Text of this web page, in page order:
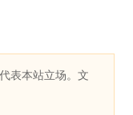
表本站立场。文